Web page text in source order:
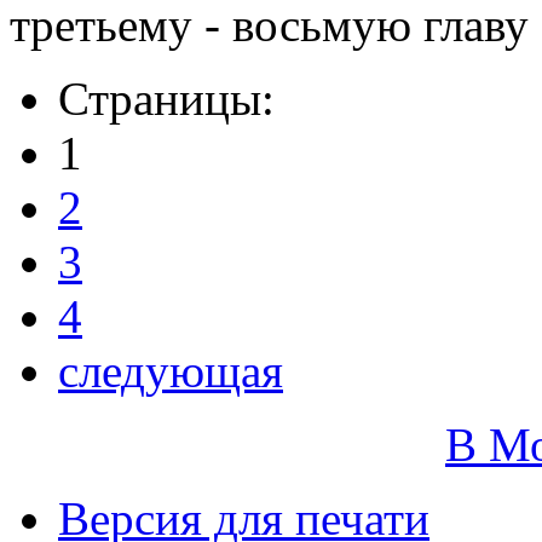
третьему - восьмую
Страницы:
1
2
3
4
следующая
В
Версия для печати